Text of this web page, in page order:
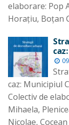
elaborare: Pop
Horaţiu, Boţan
caz: Municipiul
Colectiv de
Mihaela,
Nicolae,